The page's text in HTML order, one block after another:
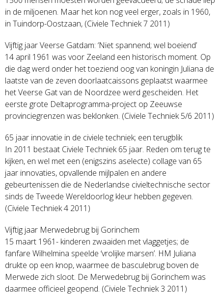
in de miljoenen. Maar het kon nog veel erger, zoals in 1960,
in Tuindorp-Oostzaan, (Civiele Techniek 7 2011)
Vijftig jaar Veerse Gatdam: ‘Niet spannend; wel boeiend’
14 april 1961 was voor Zeeland een historisch moment. Op
die dag werd onder het toeziend oog van koningin Juliana de
laatste van de zeven doorlaatcaissons geplaatst waarmee
het Veerse Gat van de Noordzee werd gescheiden. Het
eerste grote Deltaprogramma-project op Zeeuwse
provinciegrenzen was beklonken. (Civiele Techniek 5/6 2011)
65 jaar innovatie in de civiele techniek; een terugblik
In 2011 bestaat Civiele Techniek 65 jaar. Reden om terug te
kijken, en wel met een (enigszins aselecte) collage van 65
jaar innovaties, opvallende mijlpalen en andere
gebeurtenissen die de Nederlandse civieltechnische sector
sinds de Tweede Wereldoorlog kleur hebben gegeven.
(Civiele Techniek 4 2011)
Vijftig jaar Merwedebrug bij Gorinchem
15 maart 1961- kinderen zwaaiden met vlaggetjes; de
fanfare Wilhelmina speelde ‘vrolijke marsen’. HM Juliana
drukte op een knop, waarmee de basculebrug boven de
Merwede zich sloot. De Merwedebrug bij Gorinchem was
daarmee officieel geopend. (Civiele Techniek 3 2011)